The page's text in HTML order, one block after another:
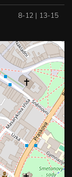
8-12 | 13-15